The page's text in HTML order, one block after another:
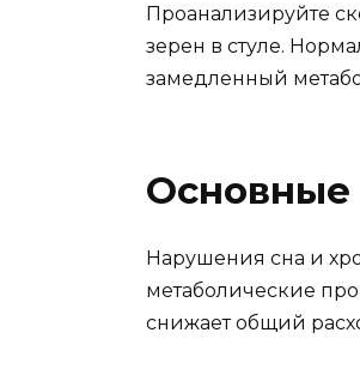
Проанализируйте
зерен в стуле.
замедленный
Основные
Нарушения сна и
метаболические
снижает общий